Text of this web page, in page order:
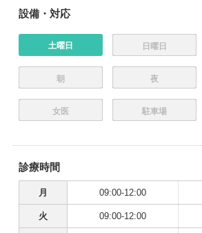
設備・対応
土曜日 日曜日
朝 夜
女医 駐車場
診療時間
月 09:00-12:00
火 09:00-12:00